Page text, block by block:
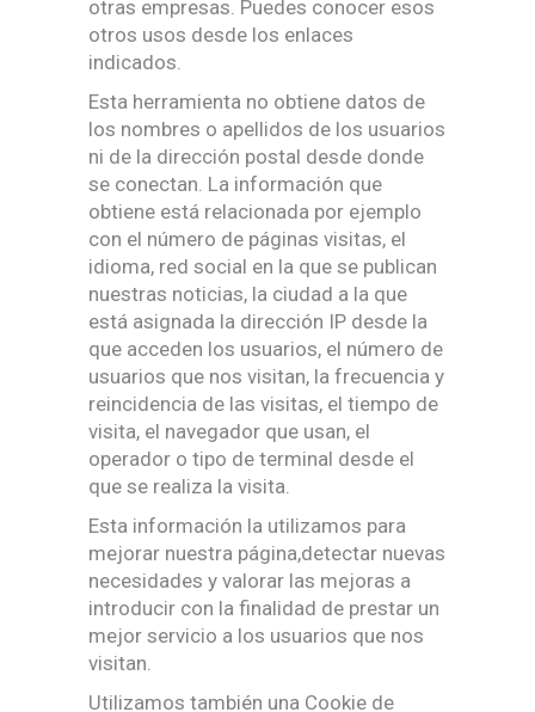
otras empresas. Puedes conocer esos
otros usos desde los enlaces
indicados.
Esta herramienta no obtiene datos de
los nombres o apellidos de los usuarios
ni de la dirección postal desde donde
se conectan. La información que
obtiene está relacionada por ejemplo
con el número de páginas visitas, el
idioma, red social en la que se publican
nuestras noticias, la ciudad a la que
está asignada la dirección IP desde la
que acceden los usuarios, el número de
usuarios que nos visitan, la frecuencia y
reincidencia de las visitas, el tiempo de
visita, el navegador que usan, el
operador o tipo de terminal desde el
que se realiza la visita.
Esta información la utilizamos para
mejorar nuestra página,detectar nuevas
necesidades y valorar las mejoras a
introducir con la finalidad de prestar un
mejor servicio a los usuarios que nos
visitan.
Utilizamos también una Cookie de